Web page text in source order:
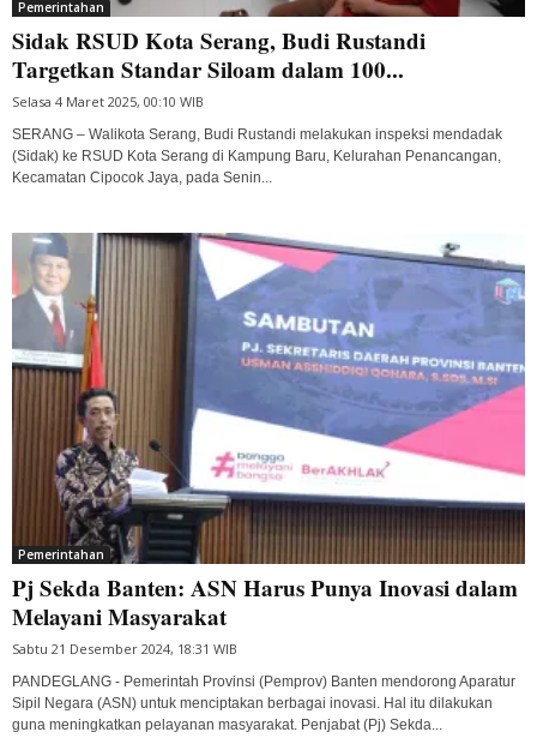
Pemerintahan
Sidak RSUD Kota Serang, Budi Rustandi
Targetkan Standar Siloam dalam 100...
Selasa 4 Maret 2025, 00:10 WIB
SERANG – Walikota Serang, Budi Rustandi melakukan inspeksi mendadak
(Sidak) ke RSUD Kota Serang di Kampung Baru, Kelurahan Penancangan,
Kecamatan Cipocok Jaya, pada Senin...
Pemerintahan
Pj Sekda Banten: ASN Harus Punya Inovasi dalam
Melayani Masyarakat
Sabtu 21 Desember 2024, 18:31 WIB
PANDEGLANG - Pemerintah Provinsi (Pemprov) Banten mendorong Aparatur
Sipil Negara (ASN) untuk menciptakan berbagai inovasi. Hal itu dilakukan
guna meningkatkan pelayanan masyarakat. Penjabat (Pj) Sekda...